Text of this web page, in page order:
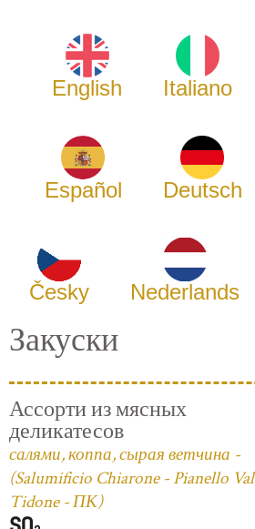
English Italiano
Español Deutsch
Česky Nederlands
Закуски
Ассорти из мясных
деликатесов
салями, коппа, сырая ветчина -
(Salumificio Chiarone - Pianello Val
Tidone - ПК)